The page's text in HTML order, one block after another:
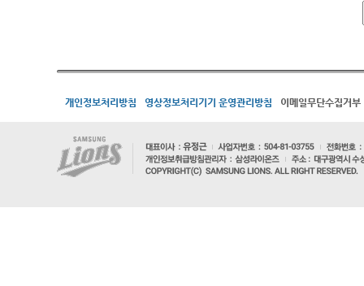
개인정보처리방침 영상정보처리기기 운영관리방침 이메일무단수집거부